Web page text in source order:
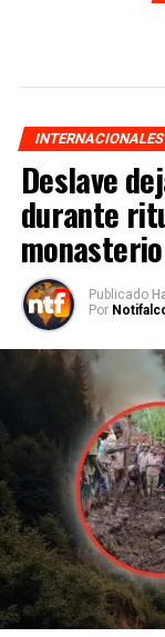
INTERNACIONALES
Deslave
durante
monasterio
Publicado
Por